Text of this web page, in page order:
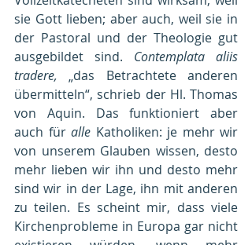
sie Gott lieben; aber auch, weil sie in
der Pastoral und der Theologie gut
ausgebildet sind. Contemplata aliis
tradere, „das Betrachtete anderen
übermitteln“, schrieb der Hl. Thomas
von Aquin. Das funktioniert aber
auch für alle Katholiken: je mehr wir
von unserem Glauben wissen, desto
mehr lieben wir ihn und desto mehr
sind wir in der Lage, ihn mit anderen
zu teilen. Es scheint mir, dass viele
Kirchenprobleme in Europa gar nicht